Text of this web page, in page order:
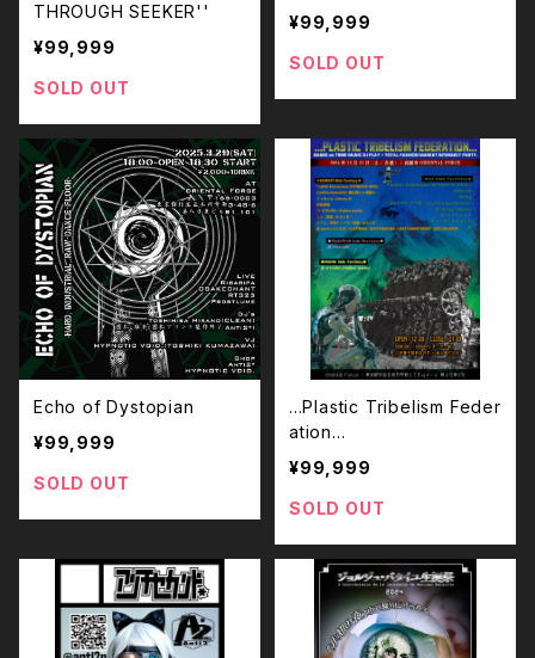
THROUGH SEEKER''
¥99,999
SOLD OUT
¥99,999
SOLD OUT
Echo of Dystopian
¥99,999
SOLD OUT
...Plastic Tribelism Feder
ation...
¥99,999
SOLD OUT